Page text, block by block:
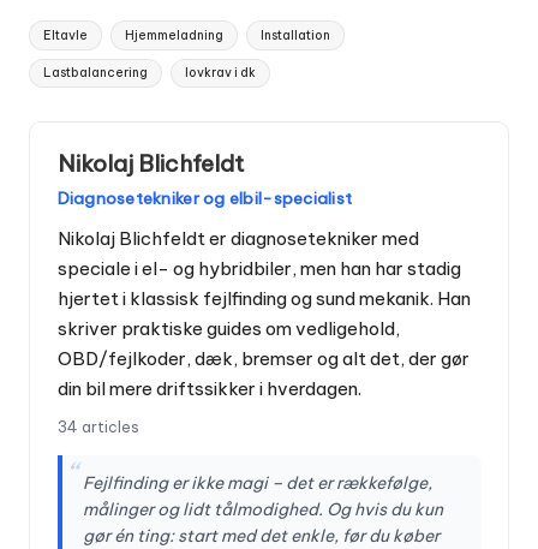
Tags:
Eltavle Hjemmeladning Installation
Lastbalancering lovkrav i dk
Nikolaj Blichfeldt
Diagnosetekniker og elbil-specialist
Nikolaj Blichfeldt er diagnosetekniker med
speciale i el- og hybridbiler, men han har stadig
hjertet i klassisk fejlfinding og sund mekanik. Han
skriver praktiske guides om vedligehold,
OBD/fejlkoder, dæk, bremser og alt det, der gør
din bil mere driftssikker i hverdagen.
34 articles
“ Fejlfinding er ikke magi – det er rækkefølge,
målinger og lidt tålmodighed. Og hvis du kun
gør én ting: start med det enkle, før du køber